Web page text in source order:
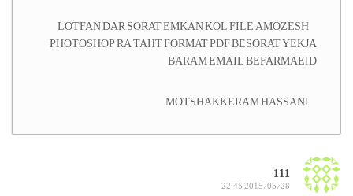
LOTFAN DAR SORAT EMKAN KOL FILE AMOZESH
PHOTOSHOP RA TAHT FORMAT PDF BESORAT YEKJA
BARAM EMAIL BEFARMAEID
MOTSHAKKERAM HASSANI
111
2015/05/28 22:45